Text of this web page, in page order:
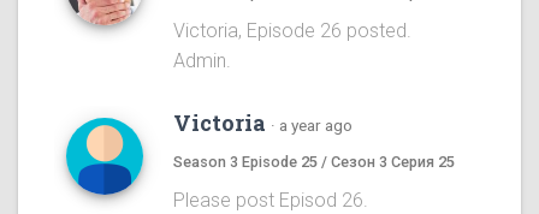
Victoria, Episode 26 posted.
Admin.
Victoria · a year ago
Season 3 Episode 25 / Сезон 3 Серия 25
Please post Episod 26.